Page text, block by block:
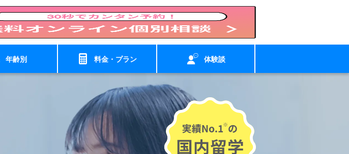
年齢別 料金・プラン 体験談